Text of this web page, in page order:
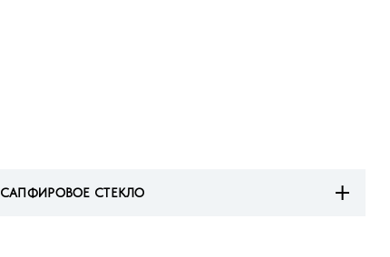
САПФИРОВОЕ СТЕКЛО